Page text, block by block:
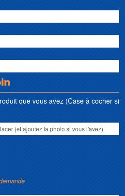
que vous avez (Case à cocher si